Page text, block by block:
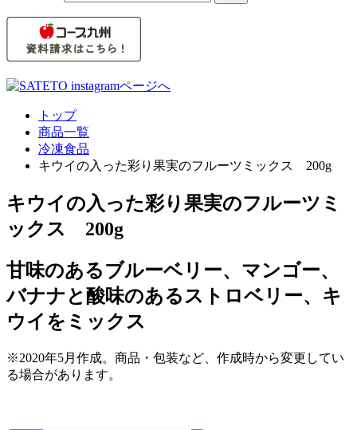
トップ
商品一覧
冷凍食品
キウイの入った彩り果実のフルーツミックス 200g
キウイの入った彩り果実のフルーツミ
ックス 200g
甘味のあるブルーベリー、マンゴー、
バナナと酸味のあるストロベリー、キ
ウイをミックス
※2020年5月作成。商品・包装など、作成時から変更してい
る場合があります。